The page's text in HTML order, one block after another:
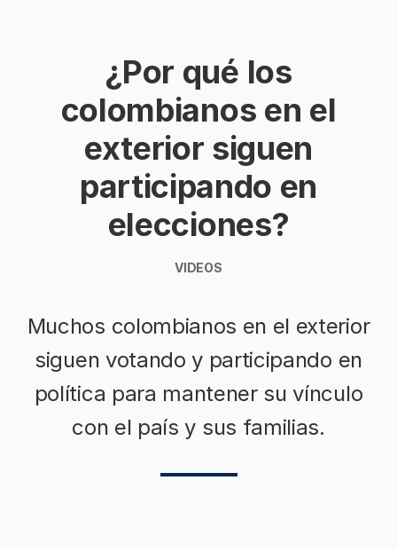
¿Por qué los
colombianos en el
exterior siguen
participando en
elecciones?
VIDEOS
Muchos colombianos en el exterior
siguen votando y participando en
política para mantener su vínculo
con el país y sus familias.